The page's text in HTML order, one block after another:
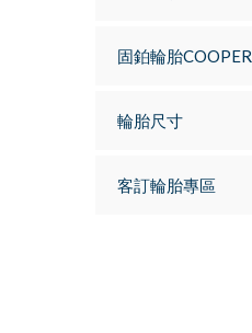
固鉑輪胎COOPER
輪胎尺寸
客訂輪胎專區